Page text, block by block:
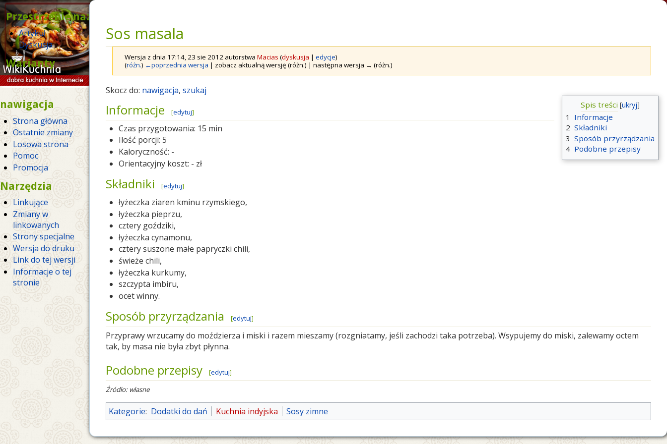
Sos masala
Wersja z dnia 17:14, 23 sie 2012 autorstwaMacias (dyskusja |edycje)
(różn.) ←poprzednia wersja | zobacz aktualną wersję (różn.) | następna wersja → (różn.)
Skocz do: nawigacja, szukaj
Spis treści
1
Informacje
2 Składniki
3 Sposób przyrządzania
4 Podobne przepisy
Informacje [edytuj]
Czas przygotowania: 15 min
Ilość porcji: 5
Kaloryczność: -
Orientacyjny koszt: - zł
Składniki [edytuj]
łyżeczka ziaren kminu rzymskiego,
łyżeczka pieprzu,
cztery goździki,
łyżeczka cynamonu,
cztery suszone małe papryczki chili,
świeże chili,
łyżeczka kurkumy,
szczypta imbiru,
ocet winny.
Sposób przyrządzania [edytuj]
Przyprawy wrzucamy do moździerza i miski i razem mieszamy (rozgniatamy, jeśli zachodzi taka potrzeba). Wsypujemy do miski, zalewamy octem
tak, by masa nie była zbyt płynna.
Podobne przepisy [edytuj]
Źródło: własne
Kategorie: Dodatki do dań Kuchnia indyjska Sosy zimne
Przestrzenie nazw
Artykuł
Dyskusja
Warianty
nawigacja
Strona główna
Ostatnie zmiany
Losowa strona
Pomoc
Promocja
Narzędzia
Linkujące
Zmiany w
linkowanych
Strony specjalne
Wersja do druku
Link do tej wersji
Informacje o tej
stronie